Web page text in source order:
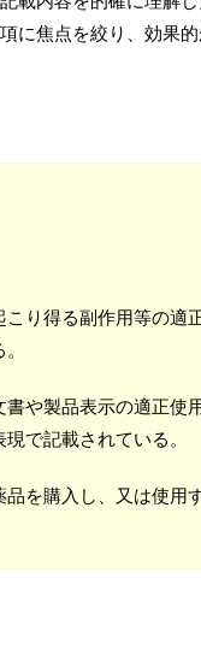
に焦点を絞り、効果
り得る副作用等の適
や製品表示の適正使
で記載されている。
を購入し、又は使用